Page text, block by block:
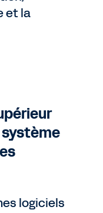
et la
système
logiciels